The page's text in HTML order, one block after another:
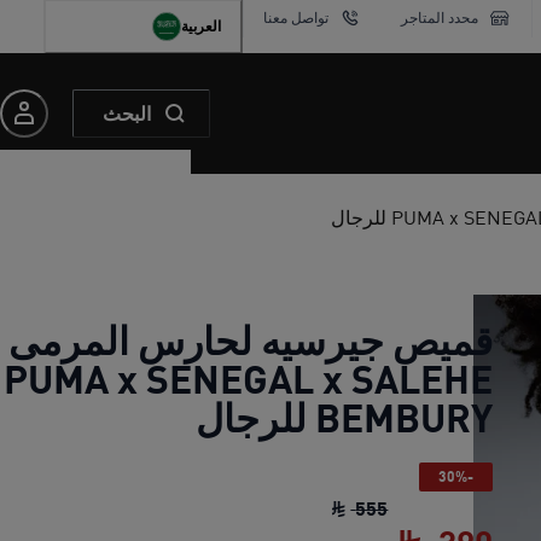
محدد المتاجر تواصل معنا العربية
البحث
قميص جيرسيه لحارس المرمى
PUMA x SENEGAL x SALEHE
BEMBURY للرجال
-30%
555 قميص جيرسيه لحارس المرمى PUMA x SENEGAL x SALEHE BEMBURY للرجال